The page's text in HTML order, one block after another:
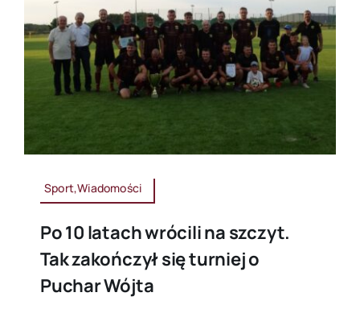
Sport,Wiadomości
Po 10 latach wrócili na szczyt.
Tak zakończył się turniej o
Puchar Wójta